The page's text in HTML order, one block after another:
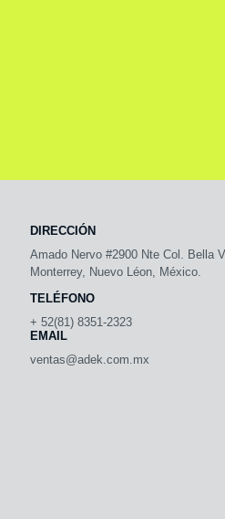
DIRECCIÓN
Amado Nervo #2900 Nte Col. Bella
Monterrey, Nuevo Léon, México.
TELÉFONO
+ 52(81) 8351-2323
EMAIL
ventas@adek.com.mx